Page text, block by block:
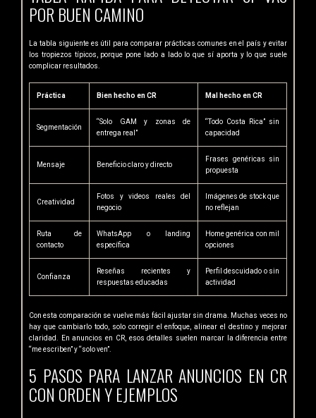
POR BUEN CAMINO
La tabla siguiente es útil para comparar prácticas comunes en el país y evitar
los tropiezos típicos, porque pone lado a lado lo que sí aporta y lo que suele
complicar resultados.
Práctica Bien hecho en CR Mal hecho en CR
Segmentación
“Solo GAM y zonas de
entrega real”
“Todo Costa Rica” sin
capacidad
Mensaje Beneficio claro y directo
Frases genéricas sin
propuesta
Creatividad
Fotos y videos reales del
negocio
Imágenes de stock que
no reflejan
Ruta de
contacto
WhatsApp o landing
específica
Home genérica con mil
opciones
Confianza
Reseñas recientes y
respuestas educadas
Perfil descuidado o sin
actividad
Con esta comparación se vuelve más fácil ajustar sin drama. Muchas veces no
hay que cambiarlo todo, solo corregir el enfoque, alinear el destino y mejorar
claridad. En anuncios en CR, esos detalles suelen marcar la diferencia entre
“me escriben” y “solo ven”.
5 PASOS PARA LANZAR ANUNCIOS EN CR
CON ORDEN Y EJEMPLOS